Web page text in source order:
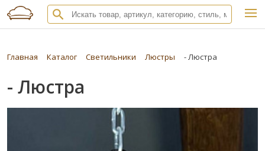
Главная Каталог Светильники Люстры - Люстра
- Люстра